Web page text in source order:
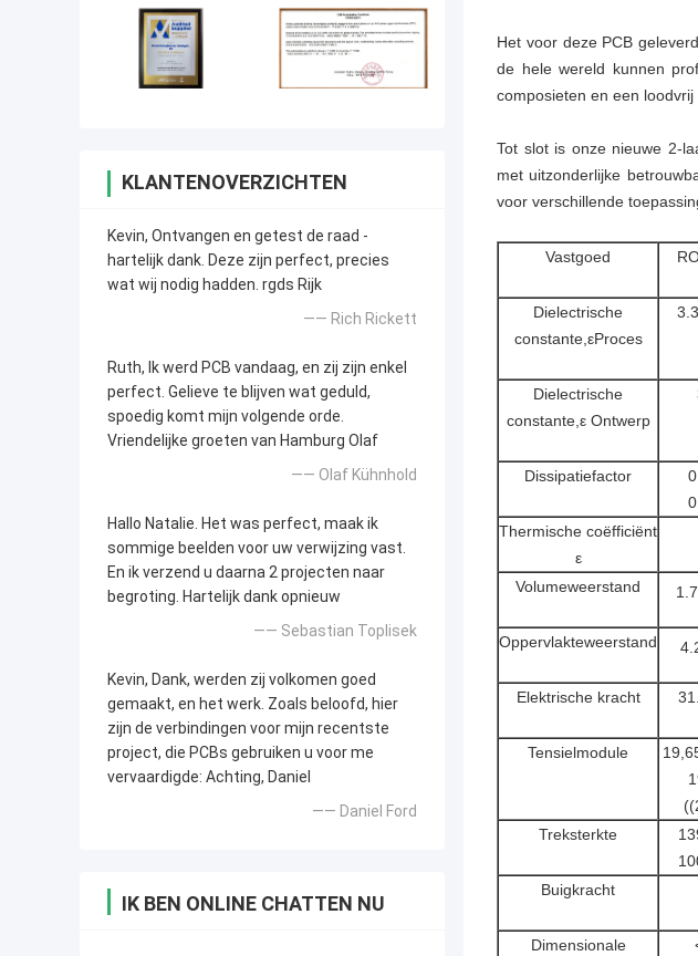
KLANTENOVERZICHTEN
Kevin, Ontvangen en getest de raad -
hartelijk dank. Deze zijn perfect, precies
wat wij nodig hadden. rgds Rijk
—— Rich Rickett
Ruth, Ik werd PCB vandaag, en zij zijn enkel
perfect. Gelieve te blijven wat geduld,
spoedig komt mijn volgende orde.
Vriendelijke groeten van Hamburg Olaf
—— Olaf Kühnhold
Hallo Natalie. Het was perfect, maak ik
sommige beelden voor uw verwijzing vast.
En ik verzend u daarna 2 projecten naar
begroting. Hartelijk dank opnieuw
—— Sebastian Toplisek
Kevin, Dank, werden zij volkomen goed
gemaakt, en het werk. Zoals beloofd, hier
zijn de verbindingen voor mijn recentste
project, die PCBs gebruiken u voor me
vervaardigde: Achting, Daniel
—— Daniel Ford
IK BEN ONLINE CHATTEN NU
Het voor deze PCB
de hele wereld kunnen
composieten en een
Tot slot is onze nieuwe 2-
met uitzonderlijke
voor verschillende
Vastgoed
Dielectrische
constante,εProces
Dielectrische
constante,ε Ontwerp
Dissipatiefactor
Thermische coëfficiënt
ε
Volumeweerstand
Oppervlakteweerstand
Elektrische kracht
Tensielmodule
Treksterkte
Buigkracht
Dimensionale